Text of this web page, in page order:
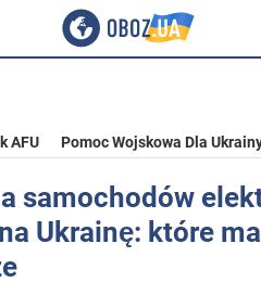
AFU Pomoc Wojskowa Dla
samochodów
Ukrainę: które